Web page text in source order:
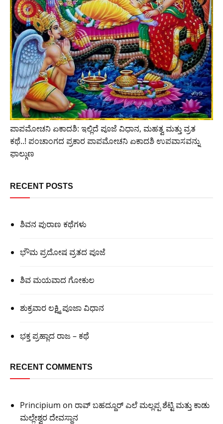
ಪಾಪಮೋಚನಿ ಏಕಾದಶಿ: ಇಲ್ಲಿದೆ ಪೂಜೆ ವಿಧಾನ, ಮಹತ್ವ ಮತ್ತು ವ್ರತ
ಕಥೆ..! ಪಂಚಾಂಗದ ಪ್ರಕಾರ ಪಾಪಮೋಚನಿ ಏಕಾದಶಿ ಉಪವಾಸವನ್ನು
ಫಾಲ್ಗುಣ
RECENT POSTS
ಶಿವನ ಪುರಾಣ ಕಥೆಗಳು
ಭೌಮ ಪ್ರದೋಷ ವ್ರತದ ಪೂಜೆ
ಶಿವ ಮಯವಾದ ಗೋಕುಲ
ಶುಕ್ರವಾರ ಲಕ್ಷ್ಮಿ ಪೂಜಾ ವಿಧಾನ
ಭಕ್ತ ಪ್ರಹ್ಲಾದ ರಾಜ – ಕಥೆ
RECENT COMMENTS
Principium on ರಾವ್ ಬಹದ್ದೂರ್ ಎಲೆ ಮಲ್ಲಪ್ಪ ಶೆಟ್ಟಿ ಮತ್ತು ಕಾಡು
ಮಲ್ಲೇಶ್ವರ ದೇವಸ್ಥಾನ